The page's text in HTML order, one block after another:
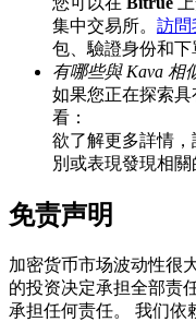
BTC 專享獎勵
BTC 專享獎勵
充值並交易BTC瓜
充值CASHCAT &
集中交易所。 訪問
包、驗證身份和下
有哪些與 Kava 相
如果您正在探索
看：
欲了解更多詳情
別或表現發現相關
免责声明
加密货币市场波动性很
的投资决定承担全部责
承担任何责任。 我们依